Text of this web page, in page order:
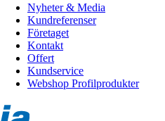
Nyheter & Media
Kundreferenser
Företaget
Kontakt
Offert
Kundservice
Webshop Profilprodukter